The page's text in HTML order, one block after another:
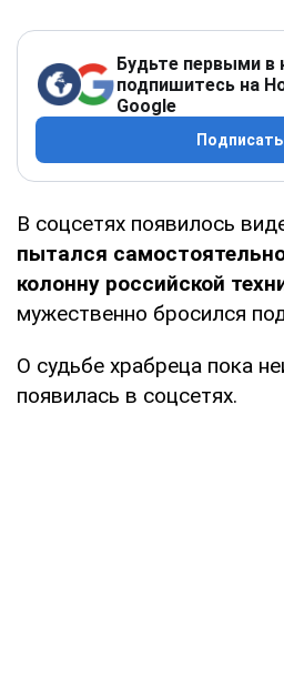
Будьте первыми в
подпишитесь на
Google
В соцсетях появилось
пытался
колонну российской
мужественно бросился
О судьбе храбреца пока
появилась в соцсетях.